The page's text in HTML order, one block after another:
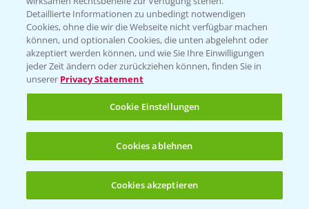
(noch 4)
Beratung auf WhatsApp
T.+49 (0)174 346 564 1
KONTAKT
Hilfe in Notfällen
+49 (0)214/30-20220
Detaillierte Informationen zu unbedingt notwendigen
Cookies, ohne die wir die Webseite nicht verfügbar machen
können, und optionalen Cookies, die unten abgelehnt oder
akzeptiert werden können, und wie Sie Ihre Einwilligungen
jeder Zeit ändern oder zurückziehen können, finden Sie in
unserer Privacy Statement
Cookie Einstellungen
Cookies ablehnen
Cookies akzeptieren